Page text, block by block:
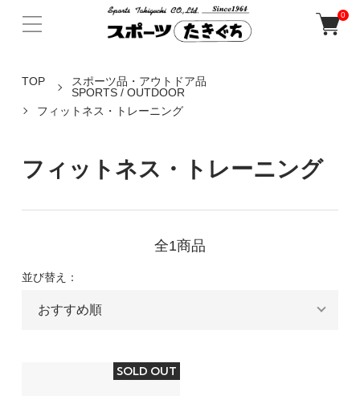
0
TOP
スポーツ品・アウトドア品
SPORTS / OUTDOOR
フィットネス・トレーニング
フィットネス・トレーニング
全1商品
並び替え：
SOLD OUT